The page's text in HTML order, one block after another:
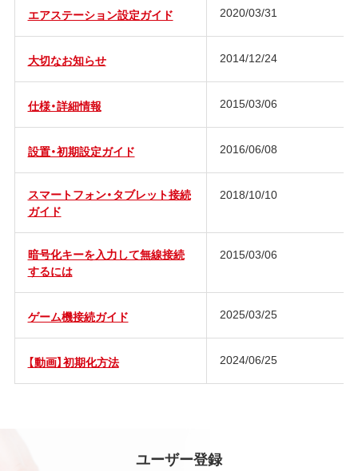
エアステーション設定ガイド 2020/03/31
大切なお知らせ 2014/12/24
仕様・詳細情報 2015/03/06
設置・初期設定ガイド 2016/06/08
スマートフォン・タブレット接続
ガイド
2018/10/10
暗号化キーを入力して無線接続
するには
2015/03/06
ゲーム機接続ガイド 2025/03/25
【動画】初期化方法 2024/06/25
ユーザー登録